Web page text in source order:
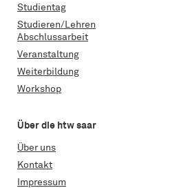
Studientag
Studieren/Lehren
Abschlussarbeit
Veranstaltung
Weiterbildung
Workshop
Über die htw saar
Über uns
Kontakt
Impressum